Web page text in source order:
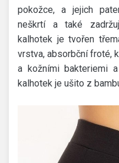
pokožce, a jejich
neškrtí a také
kalhotek je tvořen
vrstva, absorbční froté,
a kožními bakteriemi a
kalhotek je ušito z